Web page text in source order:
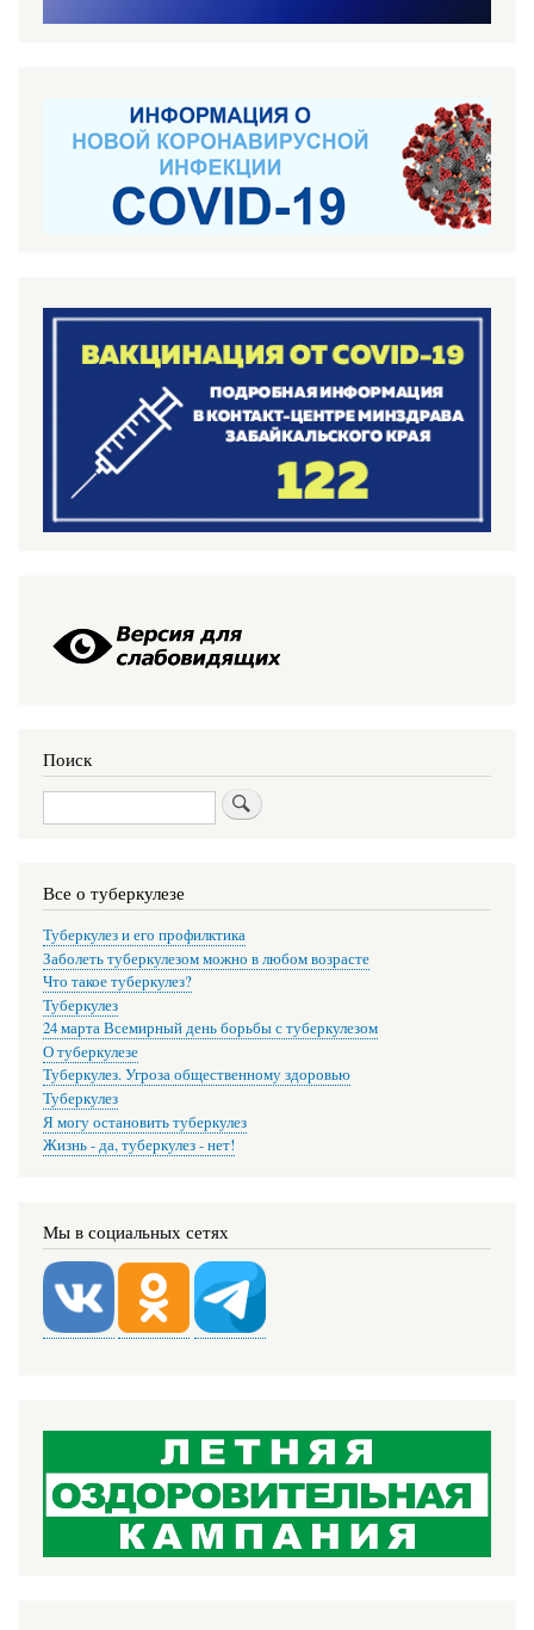
Поиск
Поиск
Все о туберкулезе
Туберкулез и его профилктика
Заболеть туберкулезом можно в любом возрасте
Что такое туберкулез?
Туберкулез
24 марта Всемирный день борьбы с туберкулезом
О туберкулезе
Туберкулез. Угроза общественному здоровью
Туберкулез
Я могу остановить туберкулез
Жизнь - да, туберкулез - нет!
Мы в социальных сетях